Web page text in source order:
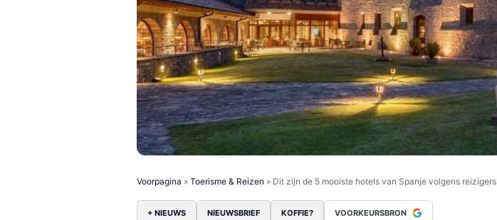
Voorpagina » Toerisme & Reizen » Dit zijn de 5 mooiste hotels van Spanje volgens reizigers
+ NIEUWS NIEUWSBRIEF KOFFIE? VOORKEURSBRON